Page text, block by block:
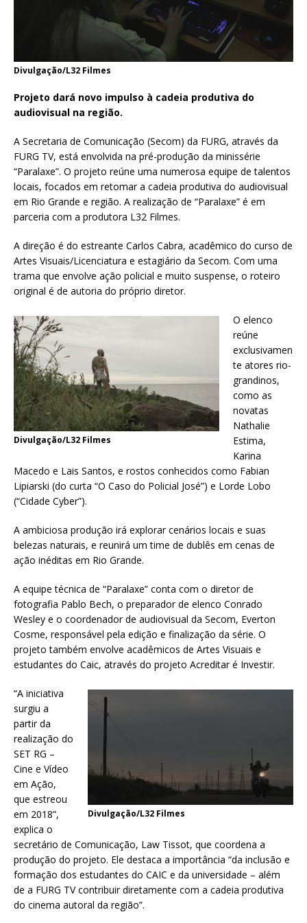
Divulgação/L32 Filmes
Projeto dará novo impulso à cadeia produtiva do
audiovisual na região.
A Secretaria de Comunicação (Secom) da FURG, através da
FURG TV, está envolvida na pré-produção da minissérie
“Paralaxe”. O projeto reúne uma numerosa equipe de talentos
locais, focados em retomar a cadeia produtiva do audiovisual
em Rio Grande e região. A realização de “Paralaxe” é em
parceria com a produtora L32 Filmes.
A direção é do estreante Carlos Cabra, acadêmico do curso de
Artes Visuais/Licenciatura e estagiário da Secom. Com uma
trama que envolve ação policial e muito suspense, o roteiro
original é de autoria do próprio diretor.
Divulgação/L32 Filmes
O elenco
reúne
exclusivamen
te atores rio-
grandinos,
como as
novatas
Nathalie
Estima,
Karina
Macedo e Lais Santos, e rostos conhecidos como Fabian
Lipiarski (do curta “O Caso do Policial José”) e Lorde Lobo
(“Cidade Cyber”).
A ambiciosa produção irá explorar cenários locais e suas
belezas naturais, e reunirá um time de dublês em cenas de
ação inéditas em Rio Grande.
A equipe técnica de “Paralaxe” conta com o diretor de
fotografia Pablo Bech, o preparador de elenco Conrado
Wesley e o coordenador de audiovisual da Secom, Everton
Cosme, responsável pela edição e finalização da série. O
projeto também envolve acadêmicos de Artes Visuais e
estudantes do Caic, através do projeto Acreditar é Investir.
Divulgação/L32 Filmes
“A iniciativa
surgiu a
partir da
realização do
SET RG –
Cine e Vídeo
em Ação,
que estreou
em 2018”,
explica o
secretário de Comunicação, Law Tissot, que coordena a
produção do projeto. Ele destaca a importância “da inclusão e
formação dos estudantes do CAIC e da universidade – além
de a FURG TV contribuir diretamente com a cadeia produtiva
do cinema autoral da região”.